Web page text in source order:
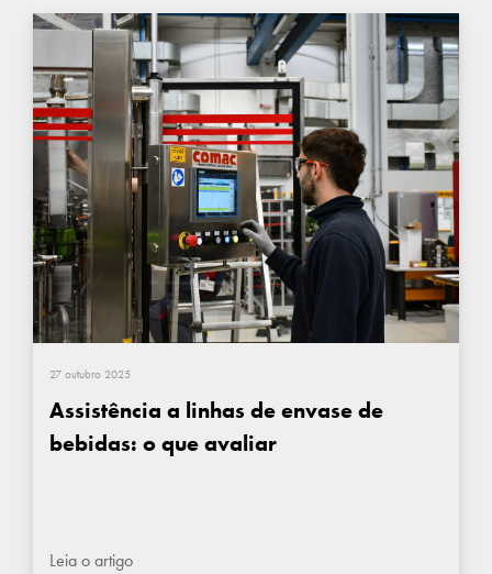
27 outubro 2025
Assistência a linhas de envase de
bebidas: o que avaliar
Leia o artigo